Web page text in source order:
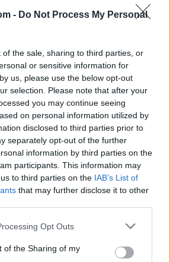
- Do Not Process My Personal
of the sale, sharing to third parties, or
or sensitive information for
us, please use the below opt-out
selection. Please note that after your
you may continue seeing
on personal information utilized by
disclosed to third parties prior to
separately opt-out of the further
information by third parties on the
participants. This information may
to third parties on the IAB’s List of
that may further disclose it to other
Opt Outs
of the Sharing of my
ya que no ayudaría a concretar
te verá como un experto en
relacionado con la ampliación
online de una empresa
interés en el cliente como persona
relación
ver la respuesta
tu interés en el cliente como
una buena relación
una campaña de anuncios en
paso a paso